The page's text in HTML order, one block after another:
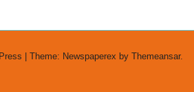
| Theme: Newspaperex by Themeansar.